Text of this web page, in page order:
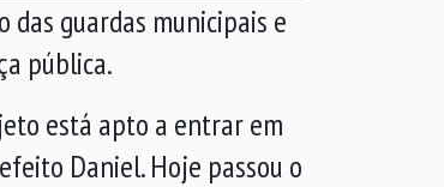
guardas municipais e
pública.
está apto a entrar em
Daniel. Hoje passou o